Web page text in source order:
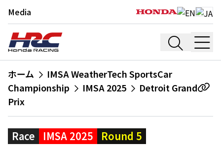
Media
ホーム
IMSA WeatherTech SportsCar
Championship
IMSA 2025
Detroit Grand
Prix
Race IMSA 2025
Round 5